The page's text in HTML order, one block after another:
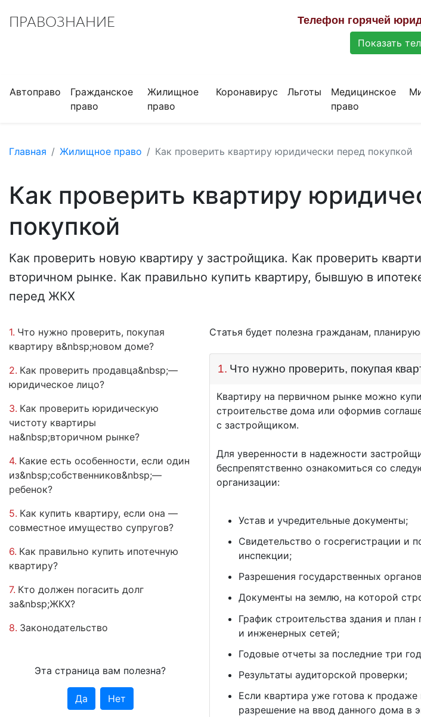
ПРАВОЗНАНИЕ
Телефон горячей
Показать
Автоправо
Гражданское
право
Жилищное
право
Коронавирус Льготы
Медицинское
право
Главная Жилищное право Как проверить квартиру юридически перед покупкой
Как проверить квартиру
покупкой
Как проверить новую квартиру у застройщика. Как проверить
вторичном рынке. Как правильно купить квартиру, бывшую в
перед ЖКХ
1. Что нужно проверить, покупая
квартиру в&nbsp;новом доме?
2. Как проверить продавца&nbsp;—
юридическое лицо?
3. Как проверить юридическую
чистоту квартиры
на&nbsp;вторичном рынке?
4. Какие есть особенности, если один
из&nbsp;собственников&nbsp;—
ребенок?
5. Как купить квартиру, если она —
совместное имущество супругов?
6. Как правильно купить ипотечную
квартиру?
7. Кто должен погасить долг
за&nbsp;ЖКХ?
8. Законодательство
Эта страница вам полезна?
Да Нет
Статья будет полезна гражданам,
1. Что нужно проверить, покупая
Квартиру на первичном рынке можно
строительстве дома или оформив
с застройщиком.
Для уверенности в надежности
беспрепятственно ознакомиться со
организации:
Устав и учредительные документы;
Свидетельство о госрегистрации и
инспекции;
Разрешения государственных
Документы на землю, на которой
График строительства здания и
и инженерных сетей;
Годовые отчеты за последние три
Результаты аудиторской проверки;
Если квартира уже готова к
разрешение на ввод данного дома в